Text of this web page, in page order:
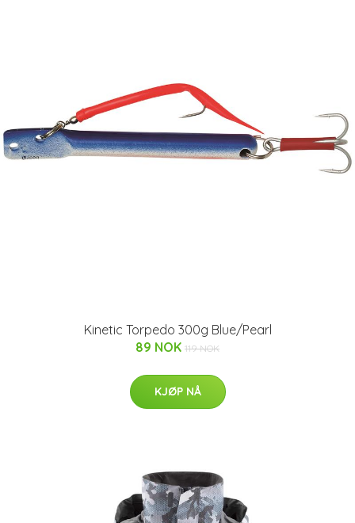
Kinetic Torpedo 300g Blue/Pearl
89 NOK 119 NOK
KJØP NÅ